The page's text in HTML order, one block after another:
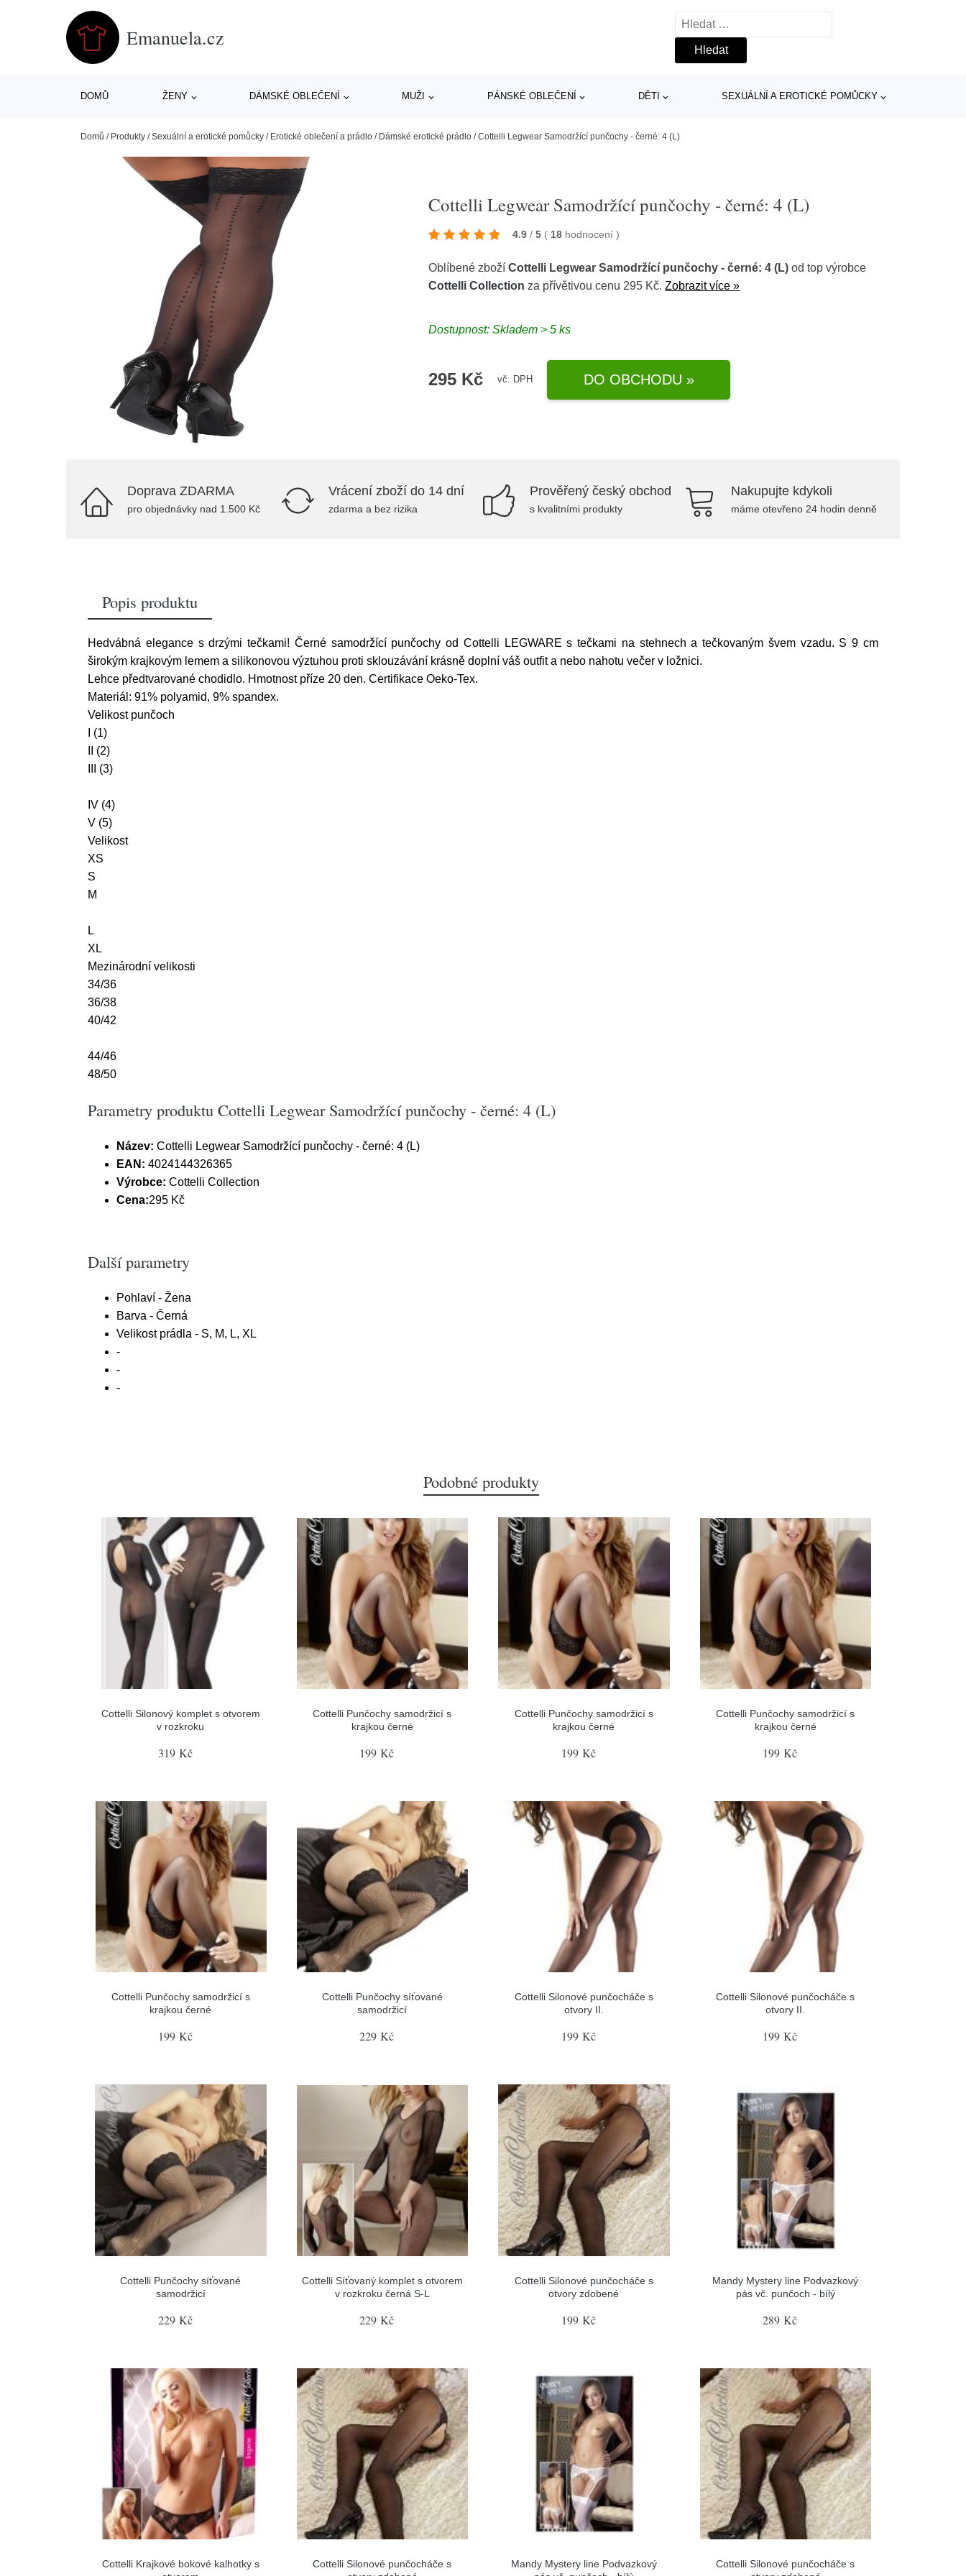
Emanuela.cz
Vyhledávání
DOMŮ ŽENY DÁMSKÉ OBLEČENÍ MUŽI PÁNSKÉ OBLEČENÍ DĚTI SEXUÁLNÍ A EROTICKÉ POMŮCKY
Domů / Produkty /Sexuální a erotické pomůcky / Erotické oblečení a prádlo / Dámské erotické prádlo /Cottelli Legwear Samodržící punčochy - černé: 4 (L)
Cottelli Legwear Samodržící punčochy - černé: 4 (L)
4.9 / 5 ( 18 hodnocení)
Oblíbené zbožíCottelli Legwear Samodržící punčochy - černé: 4 (L) od top výrobce
Cottelli Collection za přívětivou cenu 295 Kč.Zobrazit více »
Dostupnost: Skladem > 5 ks
295 Kč vč. DPH DO OBCHODU »
Doprava ZDARMA
pro objednávky nad 1.500 Kč
Vrácení zboží do 14 dní
zdarma a bez rizika
Prověřený český obchod
s kvalitními produkty
Nakupujte kdykoli
máme otevřeno 24 hodin denně
Popis produktu
Hedvábná elegance s drzými tečkami! Černé samodržící punčochy od Cottelli LEGWARE s tečkami na stehnech a tečkovaným švem vzadu. S 9 cm
širokým krajkovým lemem a silikonovou výztuhou proti sklouzávání krásně doplní váš outfit a nebo nahotu večer v ložnici.
Lehce předtvarované chodidlo. Hmotnost příze 20 den. Certifikace Oeko-Tex.
Materiál: 91% polyamid, 9% spandex.
Velikost punčoch
I (1)
II (2)
III (3)
IV (4)
V (5)
Velikost
XS
S
M
L
XL
Mezinárodní velikosti
34/36
36/38
40/42
44/46
48/50
Parametry produktu Cottelli Legwear Samodržící punčochy - černé: 4 (L)
Název: Cottelli Legwear Samodržící punčochy - černé: 4 (L)
EAN: 4024144326365
Výrobce: Cottelli Collection
Cena:295 Kč
Další parametry
Pohlaví - Žena
Barva - Černá
Velikost prádla - S, M, L, XL
-
-
-
Podobné produkty
Cottelli Silonový komplet s otvorem
v rozkroku
319 Kč
Cottelli Punčochy samodržicí s
krajkou černé
199 Kč
Cottelli Punčochy samodržicí s
krajkou černé
199 Kč
Cottelli Punčochy samodržicí s
krajkou černé
199 Kč
Cottelli Punčochy samodržicí s
krajkou černé
199 Kč
Cottelli Punčochy síťované
samodržicí
229 Kč
Cottelli Silonové punčocháče s
otvory II.
199 Kč
Cottelli Silonové punčocháče s
otvory II.
199 Kč
Cottelli Punčochy síťované
samodržicí
229 Kč
Cottelli Síťovaný komplet s otvorem
v rozkroku černá S-L
229 Kč
Cottelli Silonové punčocháče s
otvory zdobené
199 Kč
Mandy Mystery line Podvazkový
pás vč. punčoch - bílý
289 Kč
Cottelli Krajkové bokové kalhotky s
Cottelli Silonové punčocháče s
Mandy Mystery line Podvazkový
Cottelli Silonové punčocháče s